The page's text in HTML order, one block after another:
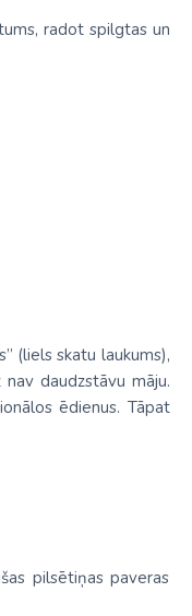
radot spilgtas un
(liels skatu laukums),
daudzstāvu māju.
ēdienus. Tāpat
pilsētiņas paveras